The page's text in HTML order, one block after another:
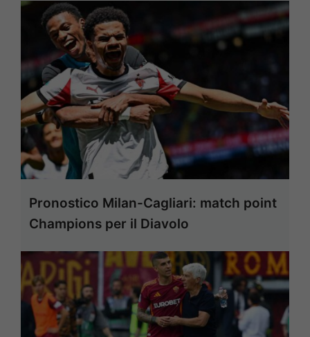
Pronostico Milan-Cagliari: match point
Champions per il Diavolo